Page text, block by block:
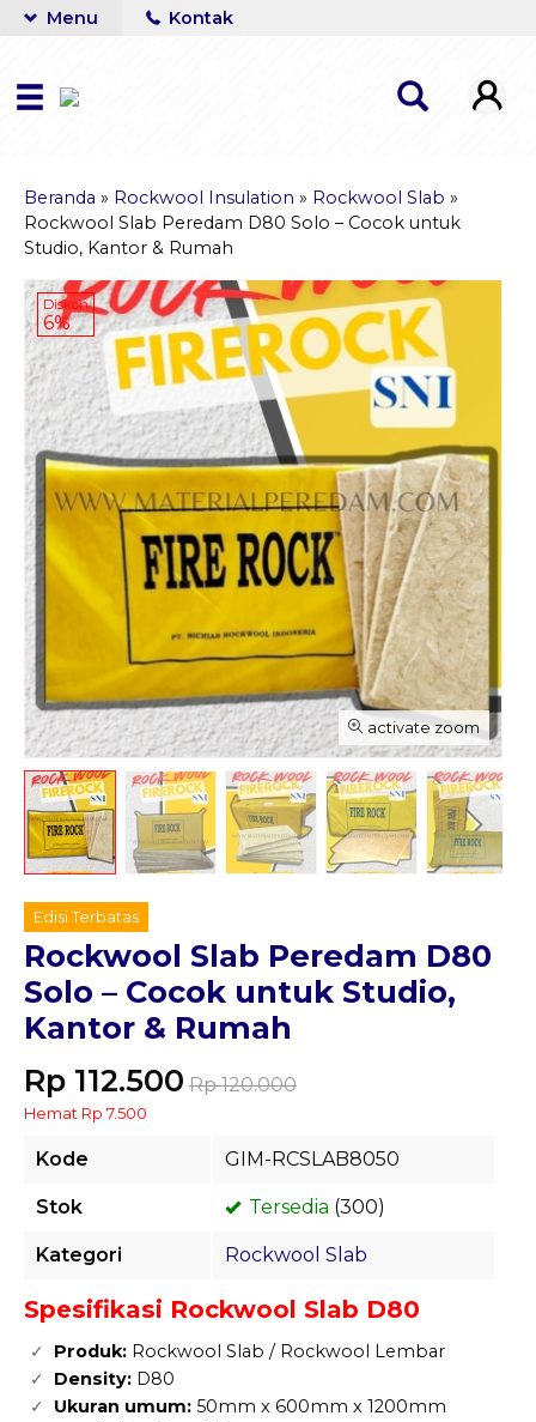
Menu Kontak
Beranda » Rockwool Insulation » Rockwool Slab »
Rockwool Slab Peredam D80 Solo – Cocok untuk
Studio, Kantor & Rumah
activate zoom
Diskon
6%
Edisi Terbatas
Rockwool Slab Peredam D80
Solo – Cocok untuk Studio,
Kantor & Rumah
Rp 112.500 Rp 120.000
Hemat Rp 7.500
Kode GIM-RCSLAB8050
Stok Tersedia (300)
Kategori Rockwool Slab
Spesifikasi Rockwool Slab D80
Produk: Rockwool Slab / Rockwool Lembar
Density: D80
Ukuran umum: 50mm x 600mm x 1200mm